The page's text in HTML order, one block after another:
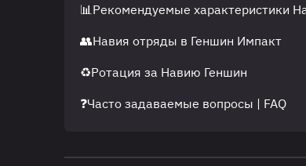
📊Рекомендуемые характеристики
👥Навия отряды в Геншин Импакт
♻️Ротация за Навию Геншин
❓Часто задаваемые вопросы | FAQ